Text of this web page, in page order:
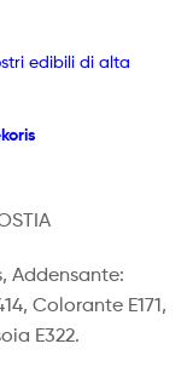
edibili di alta
Addensante:
Colorante E171,
E322.